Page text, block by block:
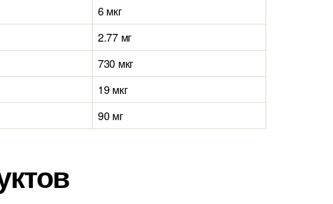
6 мкг
2.77 мг
730 мкг
19 мкг
90 мг